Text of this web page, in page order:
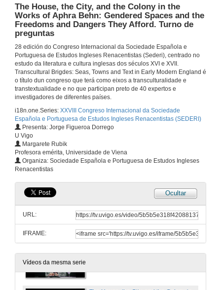
The House, the City, and the Colony in the
Works of Aphra Behn: Gendered Spaces and the
Freedoms and Dangers They Afford. Turno de
preguntas
28 edición do Congreso Internacional da Sociedade Española e
Portuguesa de Estudos Ingleses Renacentistas (Sederi), centrado no
estudo da literatura e cultura inglesas dos séculos XVI e XVII.
Transcultural Brigdes: Seas, Towns and Text in Early Modern England é
o título dun congreso que terá como eixos a transculturalidade e
transtextualidade e no que participan preto de 40 expertos e
investigadores de diferentes países.
i18n.one.Series: XXVIII Congreso Internacional da Sociedade
Española e Portuguesa de Estudos Ingleses Renacentistas (SEDERI)
Presenta: Jorge Figueroa Dorrego
U Vigo
Margarete Rubik
Profesora emérita, Universidade de Viena
Organiza: Sociedade Española e Portuguesa de Estudos Ingleses
Renacentistas
Ocultar
URL:
IFRAME:
Vídeos da mesma serie
The Bridge to Padua: London Theatre and Early Modern Constructions of Masculinity. Presentación
3 de maio de 2017
The Bridge to Padua: London Theatre and Early Modern Constructions of Masculinity
The Bridge to Padua: London Theatre and Early Modern Constructions of Masculinity. Turno de preguntas
4 de maio de 2017